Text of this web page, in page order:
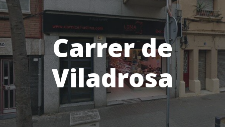
Carrer de
Viladrosa